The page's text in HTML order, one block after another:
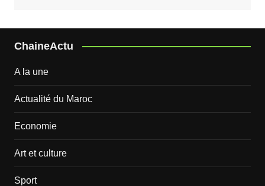
ChaineActu
A la une
Actualité du Maroc
Economie
Art et culture
Sport